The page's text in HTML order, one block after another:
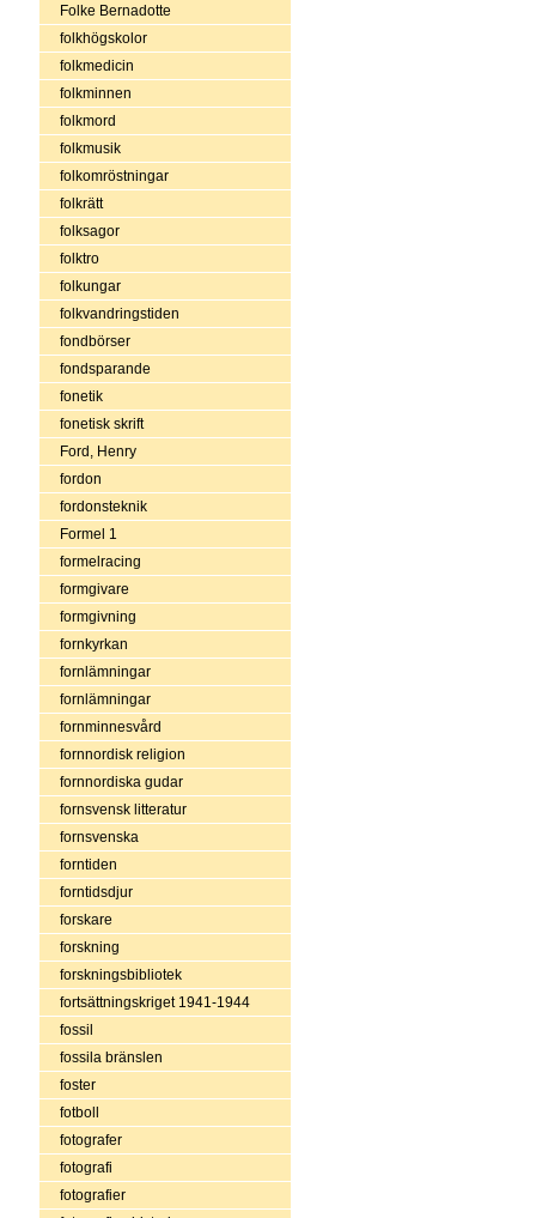
Folke Bernadotte
folkhögskolor
folkmedicin
folkminnen
folkmord
folkmusik
folkomröstningar
folkrätt
folksagor
folktro
folkungar
folkvandringstiden
fondbörser
fondsparande
fonetik
fonetisk skrift
Ford, Henry
fordon
fordonsteknik
Formel 1
formelracing
formgivare
formgivning
fornkyrkan
fornlämningar
fornlämningar
fornminnesvård
fornnordisk religion
fornnordiska gudar
fornsvensk litteratur
fornsvenska
forntiden
forntidsdjur
forskare
forskning
forskningsbibliotek
fortsättningskriget 1941-1944
fossil
fossila bränslen
foster
fotboll
fotografer
fotografi
fotografier